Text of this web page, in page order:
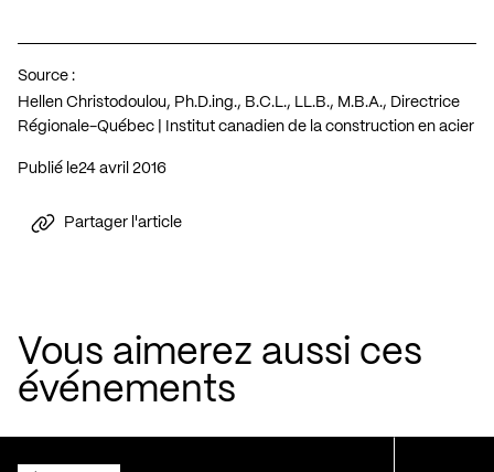
Source :
Hellen Christodoulou, Ph.D.ing., B.C.L., LL.B., M.B.A., Directrice
Régionale-Québec | Institut canadien de la construction en acier
Publié le 24 avril 2016
Partager l'article
Vous aimerez aussi ces
événements